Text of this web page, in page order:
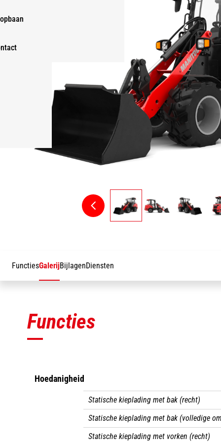
FunctiesGalerijBijlagenDiensten
Functies
Hoedanigheid
Statische kieplading met bak (recht)
Statische kieplading met bak (volledige
Statische kieplading met vorken (recht)